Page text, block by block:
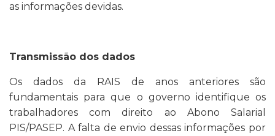
as informações devidas.
Transmissão dos dados
Os dados da RAIS de anos anteriores são
fundamentais para que o governo identifique os
trabalhadores com direito ao Abono Salarial
PIS/PASEP. A falta de envio dessas informações por